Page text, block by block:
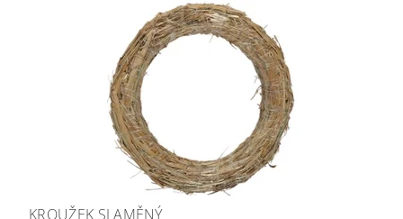
KROUŽEK SLAMĚNÝ